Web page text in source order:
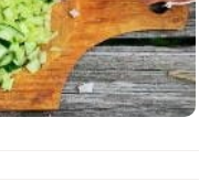
0
24.3 мкг